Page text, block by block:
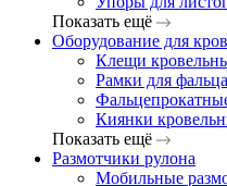
Показать ещё
Оборудование для
Клещи
Рамки для фальца
Киянки
Показать ещё
Размотчики рулона
Мобильные